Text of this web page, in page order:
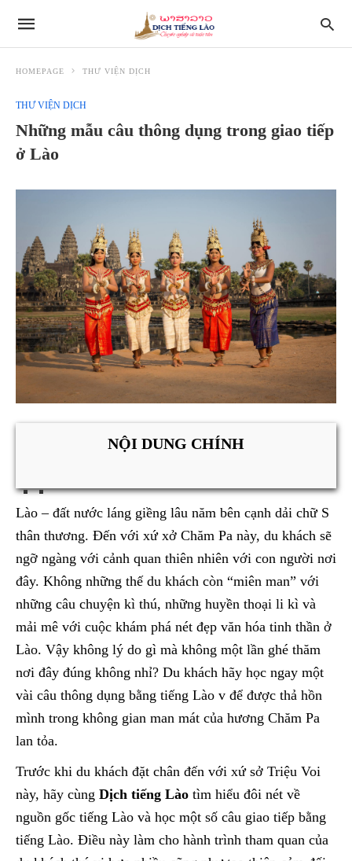
HOMEPAGE THƯ VIỆN DỊCH
THƯ VIỆN DỊCH
Những mẫu câu thông dụng trong giao tiếp
ở Lào
NỘI DUNG CHÍNH
Lào – đất nước láng giềng lâu năm bên cạnh dải chữ S
thân thương. Đến với xứ xở Chăm Pa này, du khách sẽ
ngỡ ngàng với cảnh quan thiên nhiên với con người nơi
đây. Không những thế du khách còn “miên man” với
những câu chuyện kì thú, những huyền thoại li kì và
mải mê với cuộc khám phá nét đẹp văn hóa tinh thần ở
Lào. Vậy không lý do gì mà không một lần ghé thăm
nơi đây đúng không nhỉ? Du khách hãy học ngay một
vài câu thông dụng bằng tiếng Lào v để được thả hồn
mình trong không gian man mát của hương Chăm Pa
lan tỏa.
Trước khi du khách đặt chân đến với xứ sở Triệu Voi
này, hãy cùng Dịch tiếng Lào tìm hiểu đôi nét về
nguồn gốc tiếng Lào và học một số câu giao tiếp bằng
tiếng Lào. Điều này làm cho hành trình tham quan của